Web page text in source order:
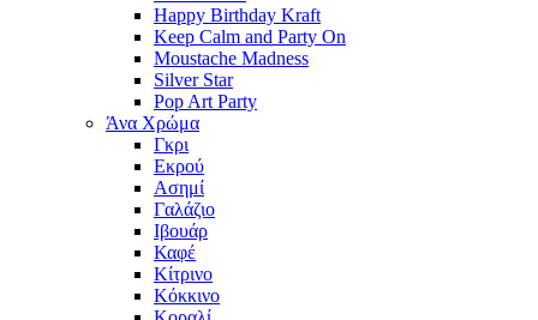
Happy Birthday Kraft
Keep Calm and Party On
Moustache Madness
Silver Star
Pop Art Party
Άνα Χρώμα
Γκρι
Εκρού
Ασημί
Γαλάζιο
Ιβουάρ
Καφέ
Κίτρινο
Κόκκινο